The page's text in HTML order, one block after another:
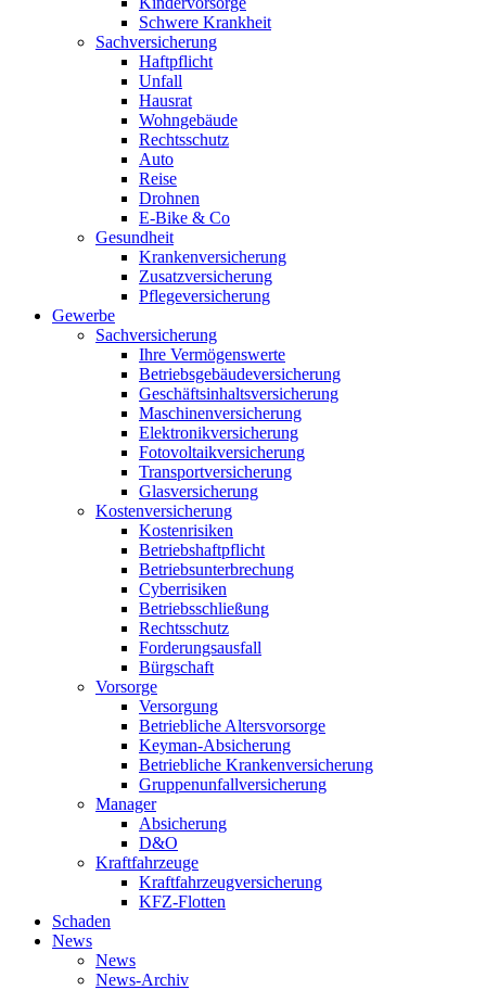
Schwere Krankheit
Sachversicherung
Haftpflicht
Unfall
Hausrat
Wohngebäude
Rechtsschutz
Auto
Reise
Drohnen
E-Bike & Co
Gesundheit
Krankenversicherung
Zusatzversicherung
Pflegeversicherung
Gewerbe
Sachversicherung
Ihre Vermögenswerte
Betriebsgebäudeversicherung
Geschäftsinhaltsversicherung
Maschinenversicherung
Elektronikversicherung
Fotovoltaikversicherung
Transportversicherung
Glasversicherung
Kostenversicherung
Kostenrisiken
Betriebshaftpflicht
Betriebsunterbrechung
Cyberrisiken
Betriebsschließung
Rechtsschutz
Forderungsausfall
Bürgschaft
Vorsorge
Versorgung
Betriebliche Altersvorsorge
Keyman-Absicherung
Betriebliche Krankenversicherung
Gruppenunfallversicherung
Manager
Absicherung
D&O
Kraftfahrzeuge
Kraftfahrzeugversicherung
KFZ-Flotten
Schaden
News
News
News-Archiv